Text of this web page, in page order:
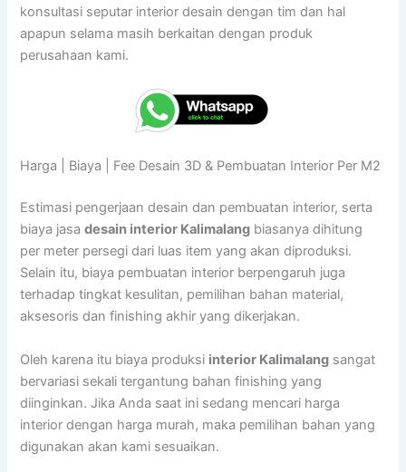
konsultasi seputar interior desain dengan tim dan hal
apapun selama masih berkaitan dengan produk
perusahaan kami.
Harga | Biaya | Fee Desain 3D & Pembuatan Interior Per M2
Estimasi pengerjaan desain dan pembuatan interior, serta
biaya jasadesain interior Kalimalang biasanya dihitung
per meter persegi dari luas item yang akan diproduksi.
Selain itu, biaya pembuatan interior berpengaruh juga
terhadap tingkat kesulitan, pemilihan bahan material,
aksesoris dan finishing akhir yang dikerjakan.
Oleh karena itu biaya produksi interior Kalimalang sangat
bervariasi sekali tergantung bahan finishing yang
diinginkan. Jika Anda saat ini sedang mencari harga
interior dengan harga murah, maka pemilihan bahan yang
digunakan akan kami sesuaikan.